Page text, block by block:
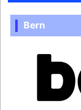
Bern